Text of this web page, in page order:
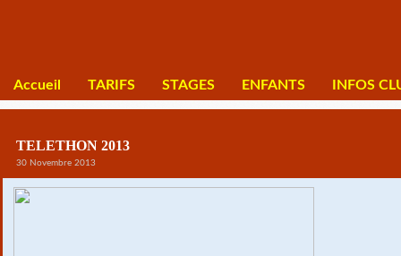
Accueil TARIFS STAGES ENFANTS INFOS
TELETHON 2013
30 Novembre 2013